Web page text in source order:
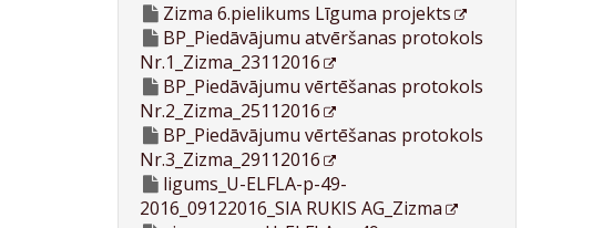
Zizma 6.pielikums Līguma projekts
BP_Piedāvājumu atvēršanas protokols
Nr.1_Zizma_23112016
BP_Piedāvājumu vērtēšanas protokols
Nr.2_Zizma_25112016
BP_Piedāvājumu vērtēšanas protokols
Nr.3_Zizma_29112016
ligums_U-ELFLA-p-49-
2016_09122016_SIA RUKIS AG_Zizma